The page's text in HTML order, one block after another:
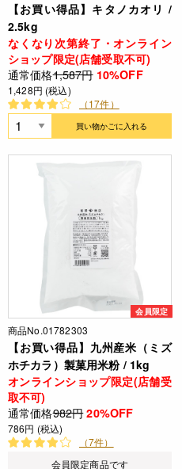
【お買い得品】キタノカオリ /
2.5kg
なくなり次第終了・オンライン
ショップ限定(店舗受取不可)
通常価格1,587円 10%OFF
1,428円 (税込)
（17件）
買い物かごに入れる
会員限定
商品No.01782303
【お買い得品】九州産米（ミズ
ホチカラ）製菓用米粉 / 1kg
オンラインショップ限定(店舗受
取不可)
通常価格982円 20%OFF
786円 (税込)
（7件）
会員限定商品です